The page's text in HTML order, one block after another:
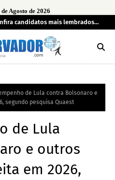
Agosto de 2026
candidatos mais lembrados
para deputado estadual
de Lula contra Bolsonaro e
segundo pesquisa Quaest
de Lula
e outros
em 2026,